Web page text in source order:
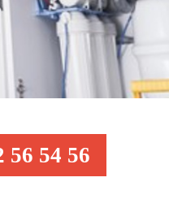
54 56